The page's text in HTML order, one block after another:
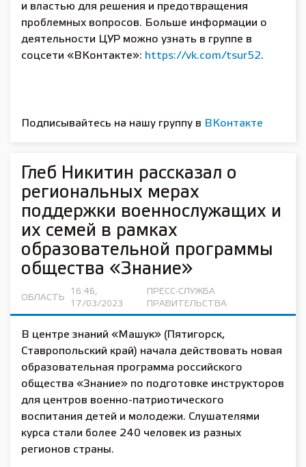
и властью для решения и предотвращения
проблемных вопросов. Больше информации о
деятельности ЦУР можно узнать в группе в
соцсети «ВКонтакте»: https://vk.com/tsur52.
Подписывайтесь на нашу группу в ВКонтакте
Глеб Никитин рассказал о
региональных мерах
поддержки военнослужащих и
их семей в рамках
образовательной программы
общества «Знание»
ОБЛАСТЬ
16:46,
17/03/2023
ПРЕСС-СЛУЖБА
ПРАВИТЕЛЬСТВА
В центре знаний «Машук» (Пятигорск,
Ставропольский край) начала действовать новая
образовательная программа российского
общества «Знание» по подготовке инструкторов
для центров военно-патриотического
воспитания детей и молодежи. Слушателями
курса стали более 240 человек из разных
регионов страны.